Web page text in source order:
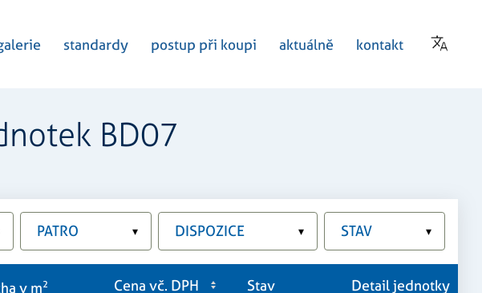
standardy postup při koupi aktuálně kontakt
BD07
PATRO ▾ DISPOZICE ▾ STAV ▾
v m2 Cena vč. DPH Stav
Detail jednotky